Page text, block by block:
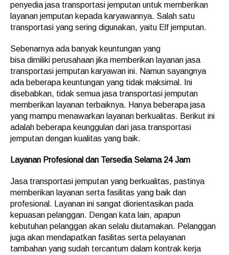
penyedia jasa transportasi jemputan untuk memberikan
layanan jemputan kepada karyawannya. Salah satu
transportasi yang sering digunakan, yaitu Elf jemputan.
Sebenarnya ada banyak keuntungan yang
bisa dimiliki perusahaan jika memberikan layanan jasa
transportasi jemputan karyawan ini. Namun sayangnya
ada beberapa keuntungan yang tidak maksimal. Ini
disebabkan, tidak semua jasa transportasi jemputan
memberikan layanan terbaiknya. Hanya beberapa jasa
yang mampu menawarkan layanan berkualitas. Berikut ini
adalah beberapa keunggulan dari jasa transportasi
jemputan dengan kualitas yang baik.
Layanan Profesional dan Tersedia Selama 24 Jam
Jasa transportasi jemputan yang berkualitas, pastinya
memberikan layanan serta fasilitas yang baik dan
profesional. Layanan ini sangat diorientasikan pada
kepuasan pelanggan. Dengan kata lain, apapun
kebutuhan pelanggan akan selalu diutamakan. Pelanggan
juga akan mendapatkan fasilitas serta pelayanan
tambahan yang sudah tercantum dalam kontrak kerja